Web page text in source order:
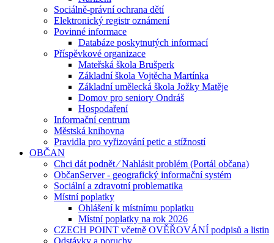
Sociálně-právní ochrana dětí
Elektronický registr oznámení
Povinné informace
Databáze poskytnutých informací
Příspěvkové organizace
Mateřská škola Brušperk
Základní škola Vojtěcha Martínka
Základní umělecká škola Jožky Matěje
Domov pro seniory Ondráš
Hospodaření
Informační centrum
Městská knihovna
Pravidla pro vyřizování petic a stížností
OBČAN
Chci dát podnět ⁄ Nahlásit problém (Portál občana)
ObčanServer - geografický informační systém
Sociální a zdravotní problematika
Místní poplatky
Ohlášení k místnímu poplatku
Místní poplatky na rok 2026
CZECH POINT včetně OVĚŘOVÁNÍ podpisů a listin
Odstávky a poruchy